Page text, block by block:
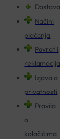
Dostava
Načini
plaćanja
Povrat i
reklamacija
Izjava o
privatnosti
Pravila
o
kolačićima